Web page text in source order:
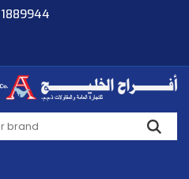
1889944